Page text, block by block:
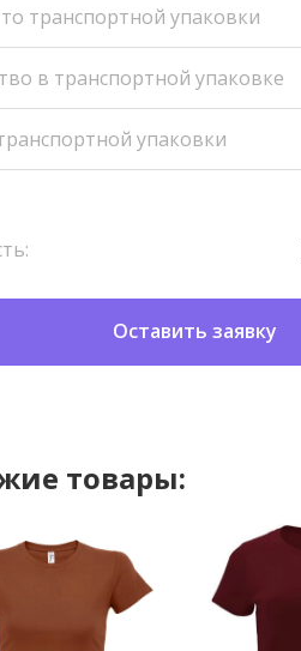
транспортной упаковки
в транспортной упаковке
упаковки
Оставить заявку
товары: